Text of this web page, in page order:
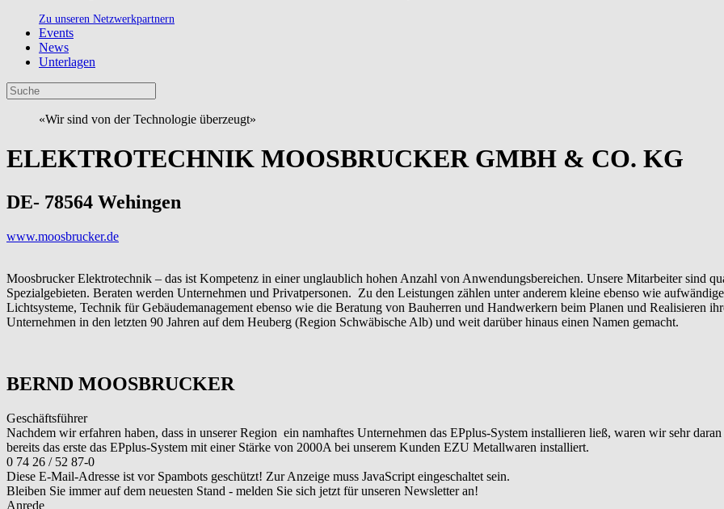
Zu unseren Netzwerkpartnern
Events
News
Unterlagen
«Wir sind von der Technologie überzeugt»
ELEKTROTECHNIK MOOSBRUCKER GMBH & CO. KG
DE- 78564 Wehingen
www.moosbrucker.de
Moosbrucker Elektrotechnik – das ist Kompetenz in einer unglaublich hohen Anzahl von Anwendungsbereichen. Unsere Mitarbeiter sind
Spezialgebieten. Beraten werden Unternehmen und Privatpersonen. Zu den Leistungen zählen unter anderem kleine ebenso wie
Lichtsysteme, Technik für Gebäudemanagement ebenso wie die Beratung von Bauherren und Handwerkern beim Planen und Realisieren
Unternehmen in den letzten 90 Jahren auf dem Heuberg (Region Schwäbische Alb) und weit darüber hinaus einen Namen gemacht.
BERND MOOSBRUCKER
Geschäftsführer
Nachdem wir erfahren haben, dass in unserer Region ein namhaftes Unternehmen das EPplus-System installieren ließ, waren wir sehr
bereits das erste das EPplus-System mit einer Stärke von 2000A bei unserem Kunden EZU Metallwaren installiert.
0 74 26 / 52 87-0
Diese E-Mail-Adresse ist vor Spambots geschützt! Zur Anzeige muss JavaScript eingeschaltet sein.
Bleiben Sie immer auf dem neuesten Stand - melden Sie sich jetzt für unseren Newsletter an!
Anrede